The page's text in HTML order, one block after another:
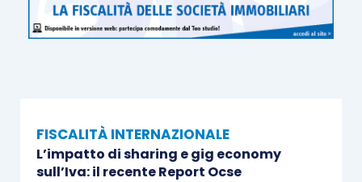
FISCALITÀ INTERNAZIONALE
L’impatto di sharing e gig economy
sull’Iva: il recente Report Ocse